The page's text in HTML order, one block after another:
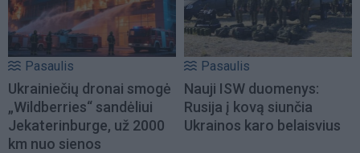
Pasaulis
Ukrainiečių dronai smogė
„Wildberries“ sandėliui
Jekaterinburge, už 2000
km nuo sienos
Pasaulis
Nauji ISW duomenys:
Rusija į kovą siunčia
Ukrainos karo belaisvius